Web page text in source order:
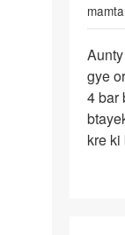
mamta
Aunty
ji
meri
sadhi
lo
gye
4 bar
kre